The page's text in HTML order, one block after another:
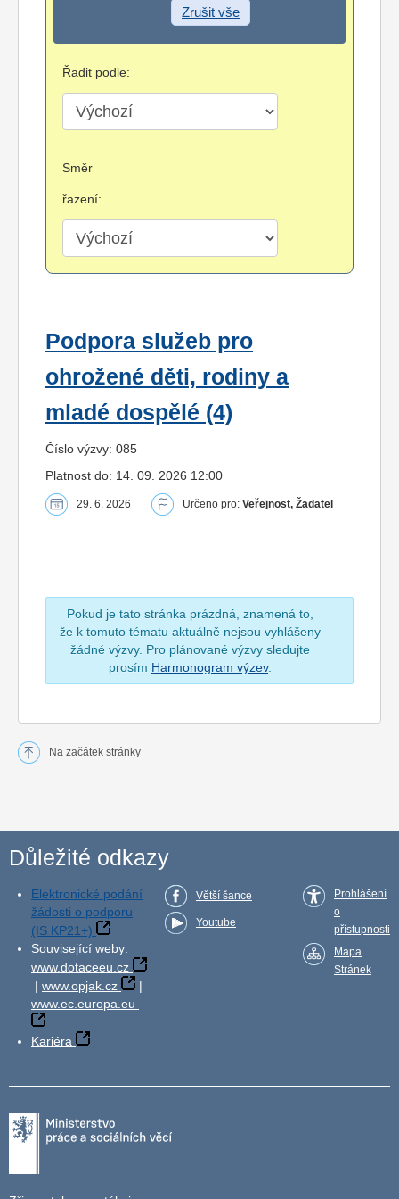
Zrušit vše
Řadit podle:
Směr
řazení:
Podpora služeb pro
ohrožené děti, rodiny a
mladé dospělé (4)
Číslo výzvy: 085
Platnost do: 14. 09. 2026 12:00
29. 6. 2026 Určeno pro: Veřejnost, Žadatel
Pokud je tato stránka prázdná, znamená to,
že k tomuto tématu aktuálně nejsou vyhlášeny
žádné výzvy. Pro plánované výzvy sledujte
prosím Harmonogram výzev.
Na začátek stránky
Důležité odkazy
Elektronické podání
žádosti o podporu
(IS KP21+)
Související weby:
www.dotaceeu.cz
| www.opjak.cz
|
www.ec.europa.eu
Kariéra
Větší šance
Youtube
Prohlášení
o
přístupnosti
Mapa
Stránek